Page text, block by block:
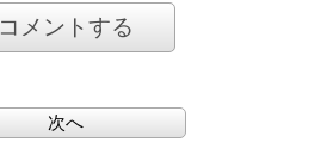
コメントする
次へ